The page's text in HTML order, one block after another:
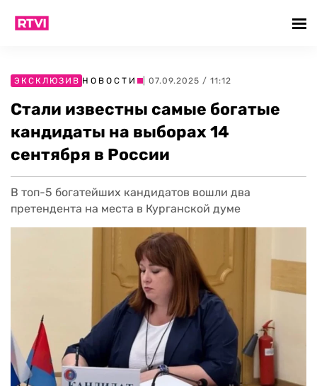
ЭКСКЛЮЗИВ НОВОСТИ | 07.09.2025 / 11:12
Стали известны самые богатые
кандидаты на выборах 14
сентября в России
В топ-5 богатейших кандидатов вошли два
претендента на места в Курганской думе